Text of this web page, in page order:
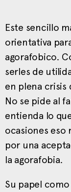
Este sencillo
orientativa
agorafobico.
serles de
en plena crisis
No se pide al
entienda lo
ocasiones eso
por una
la agorafobia.
Su papel